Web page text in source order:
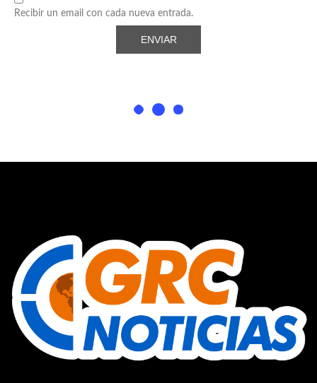
Recibir un email con cada nueva entrada.